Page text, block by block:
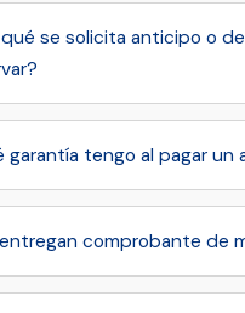
se solicita anticipo o
garantía tengo al pagar un
comprobante de